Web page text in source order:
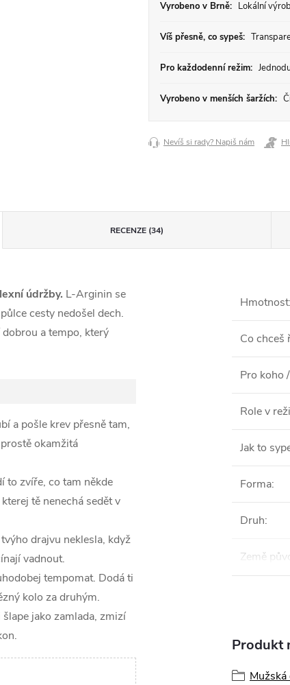
Vyrobeno v Brně: Lokální
Víš přesně, co sypeš:
Pro každodenní režim:
Vyrobeno v menších šaržích:
Nevíš si rady? Napiš nám
RECENZE (34)
údržby. L-Arginin se
cesty nedošel dech.
a tempo, který
a pošle krev přesně tam,
okamžitá
to zvíře, co tam někde
tě nenechá sedět v
drajvu neklesla, když
vadnout.
tempomat. Dodá ti
kolo za druhým.
jako zamlada, zmizí
Hmotnost:
Co chceš
Pro koho
Role v
Jak to
Forma:
Druh:
Země
Produkt
Mužská